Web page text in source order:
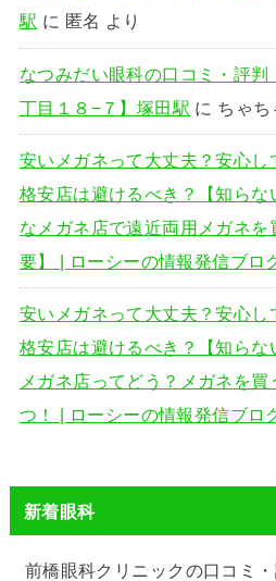
駅 に 匿名 より
なつみだい眼科の口コミ・評判
丁目１８−７】塚田駅 に ちゃち
安いメガネって大丈夫？安心し
格安店は避けるべき？【知らな
なメガネ店で遠近両用メガネ
要】 | ローシーの情報発信ブロ
安いメガネって大丈夫？安心し
格安店は避けるべき？【知らな
メガネ店ってどう？メガネを買
つ！ | ローシーの情報発信ブロ
新着眼科
前橋眼科クリニックの口コミ